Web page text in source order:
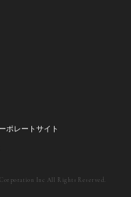
ポレートサイト
Inc All Rights Reserved.